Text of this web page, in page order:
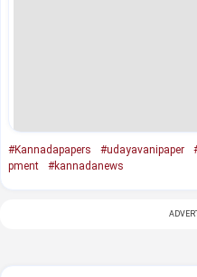
#Kannadapapers #udayavanipaper
pment
#kannadanews